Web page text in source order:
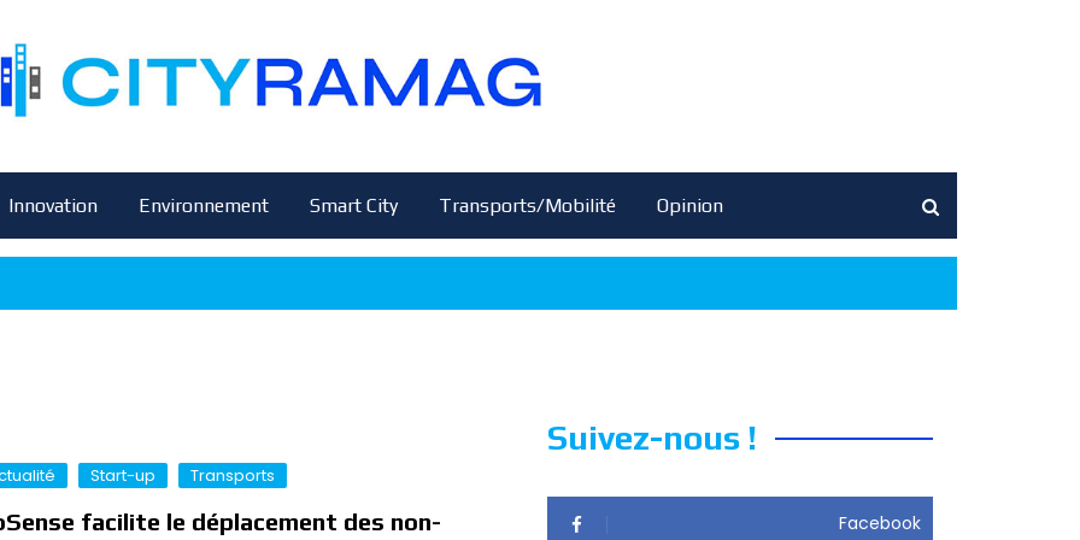
Innovation Environnement Smart City Transports/Mobilité Opinion
Start-up Transports
facilite le déplacement des non-
Suivez-nous !
Facebook